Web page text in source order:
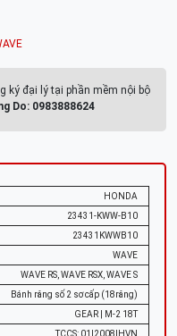
ký đại lý tại phần mềm nội bộ
Do: 0983888624
HONDA
23431-KWW-B10
23431KWWB10
WAVE
WAVE RS, WAVE RSX, WAVE S
Bánh răng số 2 sơ cấp (18răng)
GEAR | M-2 18T
TCCS: 01|2008|HVN